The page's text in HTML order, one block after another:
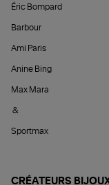
Éric Bompard
Barbour
Ami Paris
Anine Bing
Max Mara
&
Sportmax
CRÉATEURS